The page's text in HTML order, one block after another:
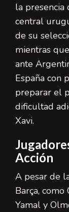
la presencia
central
de su
mientras
ante
España con
preparar el
dificultad
Xavi.
Acción
A pesar de
Barça, como
Yamal y